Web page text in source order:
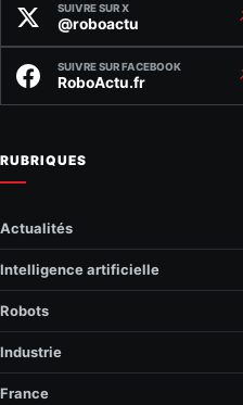
SUIVRE SUR X
@roboactu
SUIVRE SUR FACEBOOK
RoboActu.fr
RUBRIQUES
Actualités
Intelligence artificielle
Robots
Industrie
France